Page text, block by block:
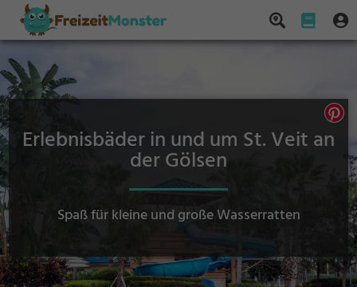
Erlebnisbäder in und um St. Veit an
der Gölsen
Spaß für kleine und große Wasserratten